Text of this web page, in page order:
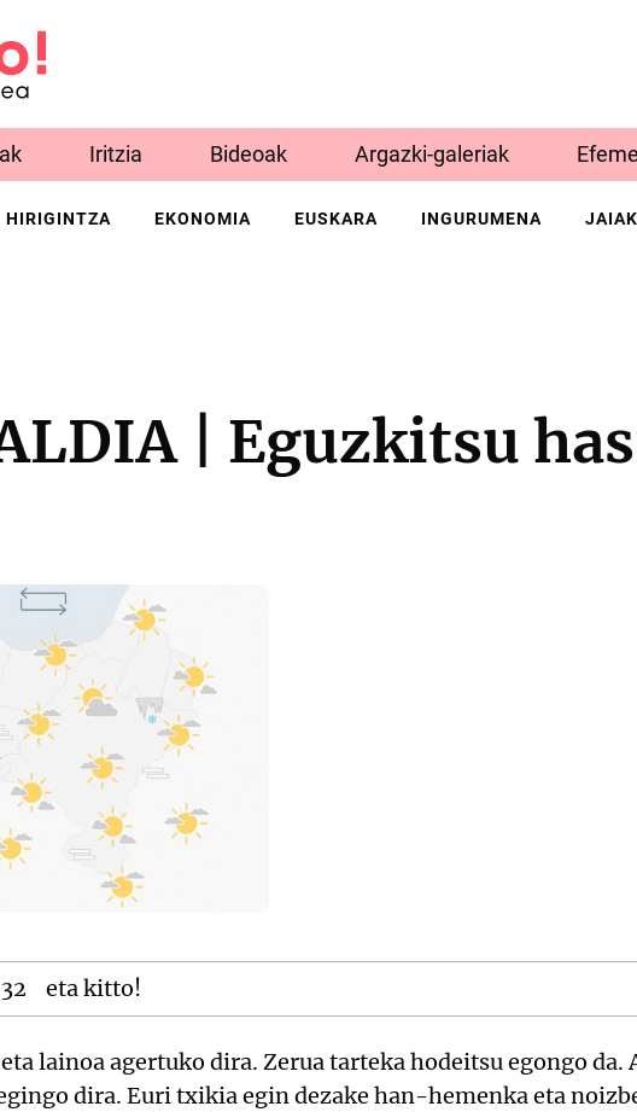
Iritzia Bideoak Argazki-galeriak
HIRIGINTZA EKONOMIA EUSKARA INGURUMENA JAIAK
| Eguzkitsu
eta kitto!
lainoa agertuko dira. Zerua tarteka hodeitsu egongo da.
dira. Euri txikia egin dezake han-hemenka eta